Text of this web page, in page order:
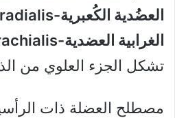
العضُدية الكُعبرية-brachioradialis
الغرابية العضدية-coracobrachialis
تشكل الجزء العلوي من
مصطلح العضلة ذات